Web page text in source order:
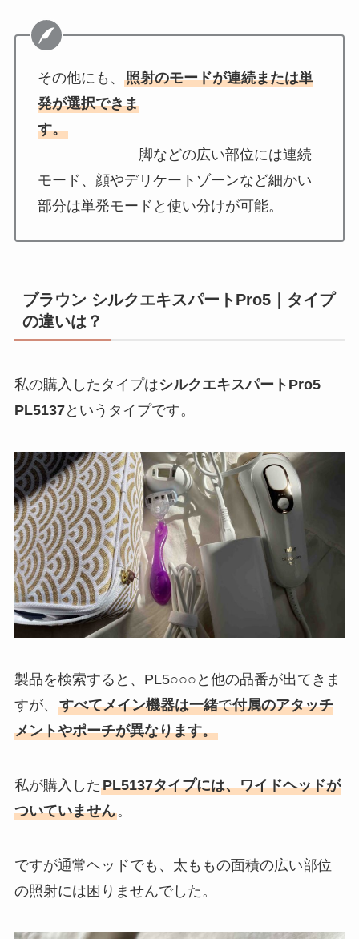
その他にも、 照射のモードが連続または単
発が選択できま
す。
脚などの広い部位には連続
モード、顔やデリケートゾーンなど細かい
部分は単発モードと使い分けが可能。
ブラウン シルクエキスパートPro5｜タイプ
の違いは？
私の購入したタイプはシルクエキスパートPro5
PL5137というタイプです。
製品を検索すると、PL5○○○と他の品番が出てきま
すが、 すべてメイン機器は一緒で付属のアタッチ
メントやポーチが異なります。
私が購入したPL5137タイプには、ワイドヘッドが
ついていません。
ですが通常ヘッドでも、太ももの面積の広い部位
の照射には困りませんでした。